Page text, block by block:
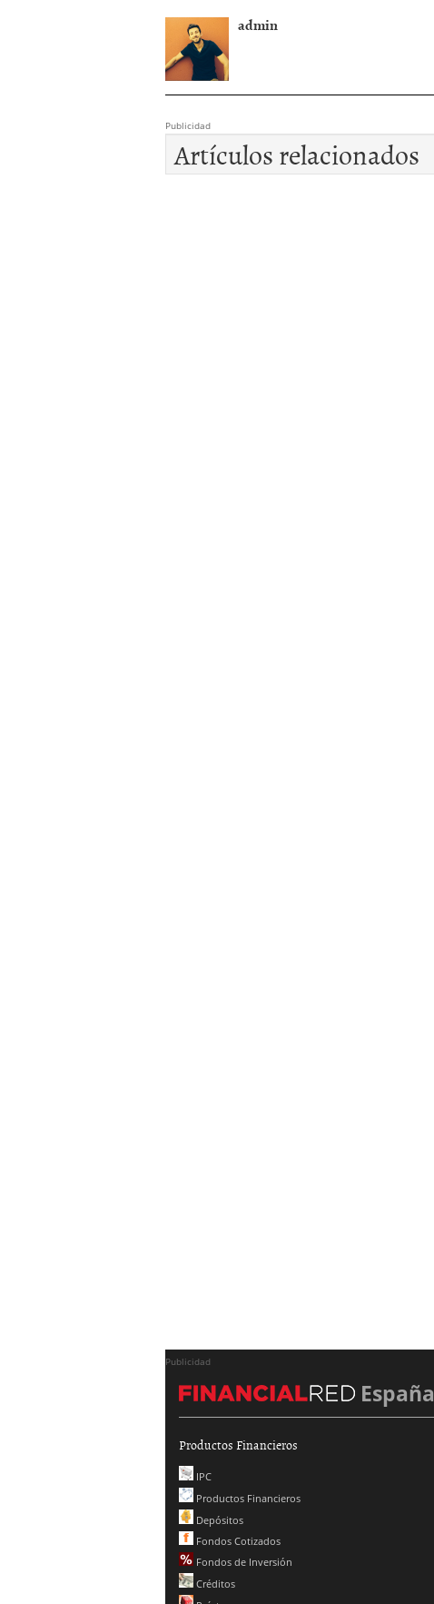
admin
Publicidad
Artículos relacionados
Publicidad
España
Productos Financieros
IPC
Productos Financieros
Depósitos
Fondos Cotizados
Fondos de Inversión
Créditos